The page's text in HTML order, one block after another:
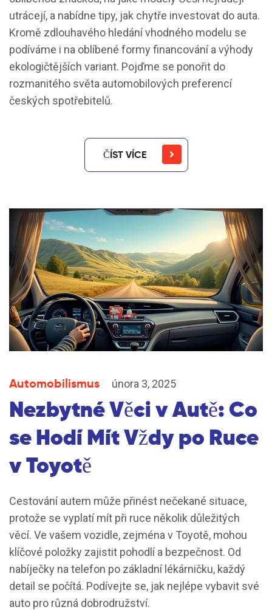
utrácejí, a nabídne tipy, jak chytře investovat do auta.
Kromě zdlouhavého hledání vhodného modelu se
podíváme i na oblíbené formy financování a výhody
ekologičtějších variant. Pojďme se ponořit do
rozmanitého světa automobilových preferencí
českých spotřebitelů.
ČÍST VÍCE
Automobilismus února 3, 2025
Nezbytné Věci v Autě: Co
se Hodí Mít Vždy po Ruce
v Toyotě
Cestování autem může přinést nečekané situace,
protože se vyplatí mít při ruce několik důležitých
věcí. Ve vašem vozidle, zejména v Toyotě, mohou
klíčové položky zajistit pohodlí a bezpečnost. Od
nabíječky na telefon po základní lékárničku, každý
detail se počítá. Podívejte se, jak nejlépe vybavit své
auto pro různá dobrodružství.